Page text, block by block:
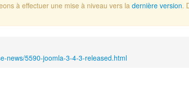
à effectuer une mise à niveau vers ladernière version.
news/5590-joomla-3-4-3-released.html